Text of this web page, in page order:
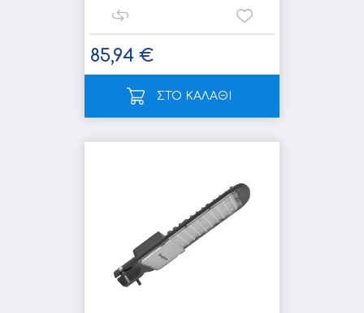
85,94 €
ΣΤΟ ΚΑΛΑΘΙ